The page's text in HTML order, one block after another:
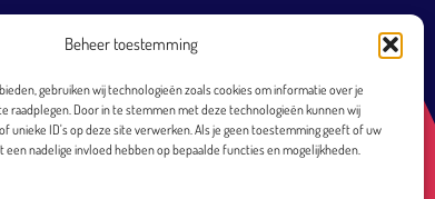
Beheer toestemming
gebruiken wij technologieën zoals cookies om informatie over je
raadplegen. Door in te stemmen met deze technologieën kunnen wij
unieke ID's op deze site verwerken. Als je geen toestemming geeft of uw
nadelige invloed hebben op bepaalde functies en mogelijkheden.